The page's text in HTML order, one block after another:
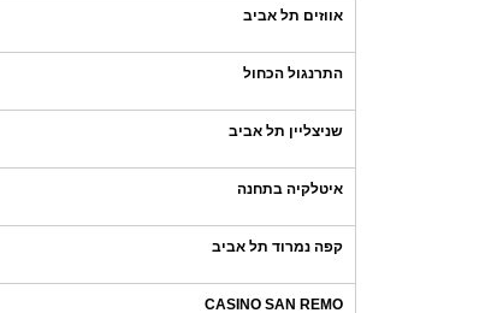
אווזים תל אביב
התרנגול הכחול
שניצליין תל אביב
איטלקיה בתחנה
קפה נמרוד תל אביב
CASINO SAN REMO